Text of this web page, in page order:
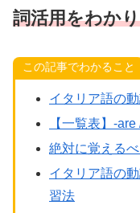
詞活用をわか
この記事でわかること
イタリア語の
【一覧表】-
絶対に覚える
イタリア語の
習法